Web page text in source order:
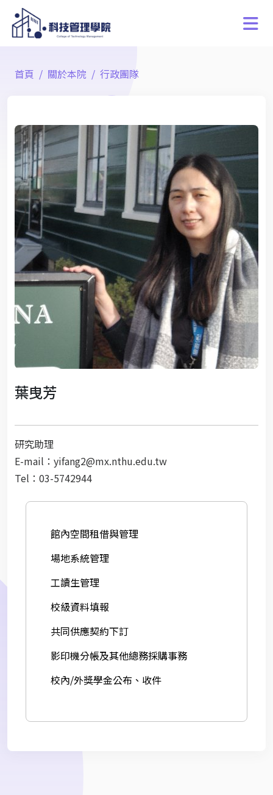
首頁 關於本院 行政團隊
葉曳芳
研究助理
E-mail：yifang2@mx.nthu.edu.tw
Tel：03-5742944
館內空間租借與管理
場地系統管理
工讀生管理
校級資料填報
共同供應契約下訂
影印機分帳及其他總務採購事務
校內/外獎學金公布、收件